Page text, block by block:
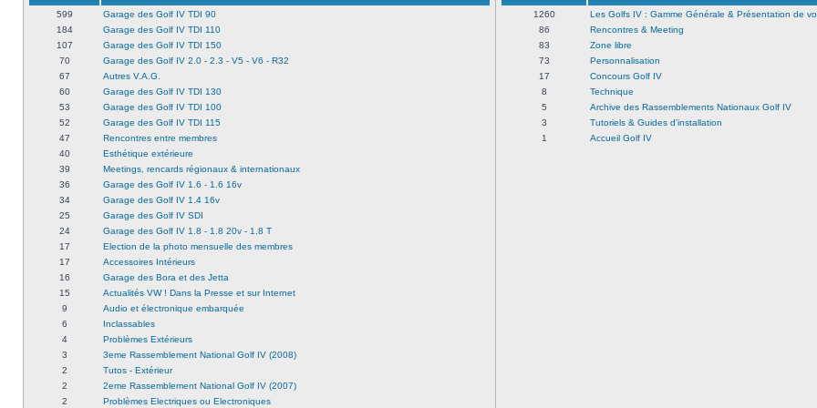
599
Garage des Golf IV TDI 90
184
Garage des Golf IV TDI 110
107
Garage des Golf IV TDI 150
70
Garage des Golf IV 2.0 - 2.3 - V5 - V6 - R32
67
Autres V.A.G.
60
Garage des Golf IV TDI 130
53
Garage des Golf IV TDI 100
52
Garage des Golf IV TDI 115
47
Rencontres entre membres
40
Esthétique extérieure
39
Meetings, rencards régionaux & internationaux
36
Garage des Golf IV 1.6 - 1.6 16v
34
Garage des Golf IV 1.4 16v
25
Garage des Golf IV SDI
24
Garage des Golf IV 1.8 - 1.8 20v - 1.8 T
17
Election de la photo mensuelle des membres
17
Accessoires Intérieurs
16
Garage des Bora et des Jetta
15
Actualités VW ! Dans la Presse et sur Internet
9
Audio et électronique embarquée
6
Inclassables
4
Problèmes Extérieurs
3
3eme Rassemblement National Golf IV (2008)
2
Tutos - Extérieur
2
2eme Rassemblement National Golf IV (2007)
2
Problèmes Electriques ou Electroniques
1260
Les Golfs IV : Gamme Générale & Présentation de
86
Rencontres & Meeting
83
Zone libre
73
Personnalisation
17
Concours Golf IV
8
Technique
5
Archive des Rassemblements Nationaux Golf IV
3
Tutoriels & Guides d'installation
1
Accueil Golf IV